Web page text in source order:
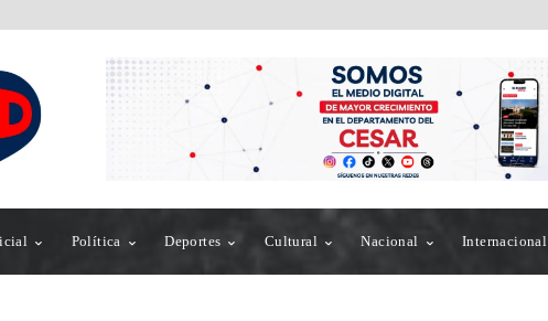
Política Deportes Cultural Nacional Internacional